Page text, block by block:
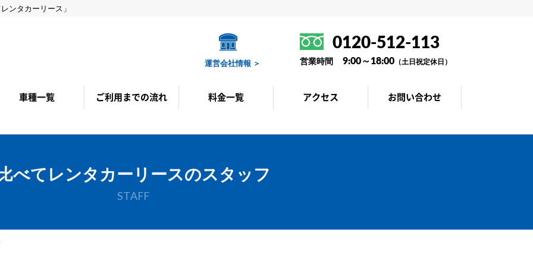
ンタカーリース」
運営会社情報 ＞
0120-512-113
営業時間 9:00～18:00 （土日祝定休日）
車種一覧
カーリース車種
自社リース車種
ご利用までの流れ
カーリースプラン
自社リースプラン
料金一覧 アクセス お問い合わせ
べてレンタカーリースのスタッフ
STAFF